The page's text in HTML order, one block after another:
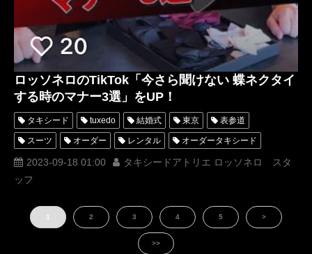
ロッソネロのTikTok「今さら聞けない 蝶ネクタイ
する時のマナー3選」をUP！
タキシード tuxedo 結婚式 東京 表参道
スーツ オーダー レンタル オーダータキシード
レンタルタキシード ロッソネロ 蝶ネクタイ 人気
購入
レンタルタキシード東京 レンタルタキシード名古屋 横浜
タキシードオーダー東京
2023-09-18 01:00
タキシードアトリエ ロッソネロ スタ
ッフ
1 2 3 4 5 >
>>